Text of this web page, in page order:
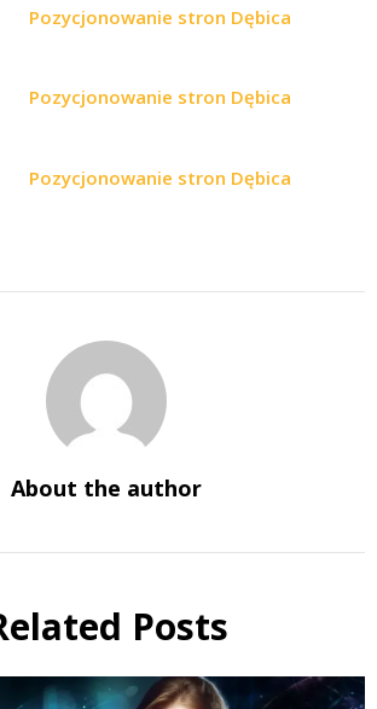
Pozycjonowanie stron Dębica
Pozycjonowanie stron Dębica
Pozycjonowanie stron Dębica
About the author
Posts